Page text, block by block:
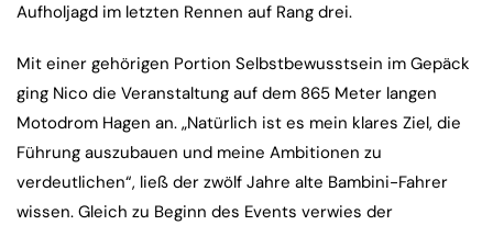
Aufholjagd im letzten Rennen auf Rang drei.
Mit einer gehörigen Portion Selbstbewusstsein im Gepäck
ging Nico die Veranstaltung auf dem 865 Meter langen
Motodrom Hagen an. „Natürlich ist es mein klares Ziel, die
Führung auszubauen und meine Ambitionen zu
verdeutlichen“, ließ der zwölf Jahre alte Bambini-Fahrer
wissen. Gleich zu Beginn des Events verwies der